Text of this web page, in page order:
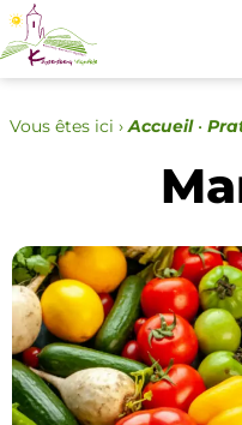
Vous êtes ici › Accueil•
Panneau de gestion des